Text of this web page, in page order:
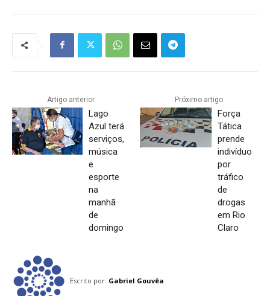
Artigo anterior
Lago
Azul terá
serviços,
música
e
esporte
na
manhã
de
domingo
Próximo artigo
Força
Tática
prende
indivíduo
por
tráfico
de
drogas
em Rio
Claro
Escrito por: Gabriel Gouvêa